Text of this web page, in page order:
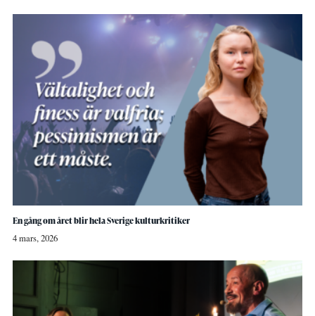
En gång om året blir hela Sverige kulturkritiker
4 mars, 2026